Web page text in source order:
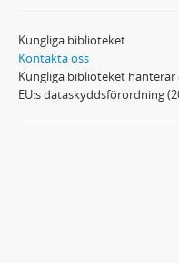
Kungliga biblioteket
Kontakta oss
Kungliga biblioteket
EU:s dataskyddsförordning